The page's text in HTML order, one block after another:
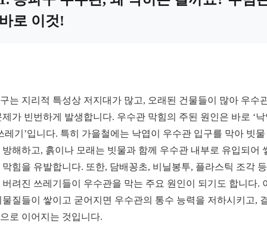
로 이것!
는 지리적 특성상 저지대가 많고, 오래된 건물들이 많아 우수
제가 빈번하게 발생합니다. 우수관 막힘의 주된 원인은 바로 ‘낙
레기’입니다. 특히 가을철에는 낙엽이 우수관 입구를 막아 빗물
방해하고, 흙이나 모래는 빗물과 함께 우수관 내부로 유입되어
막힘을 유발합니다. 또한, 담배꽁초, 비닐봉투, 플라스틱 조각
버려진 쓰레기들이 우수관을 막는 주요 원인이 되기도 합니다.
물질들이 쌓이고 굳어지면 우수관의 통수 능력을 저하시키고,
로 이어지는 것입니다.